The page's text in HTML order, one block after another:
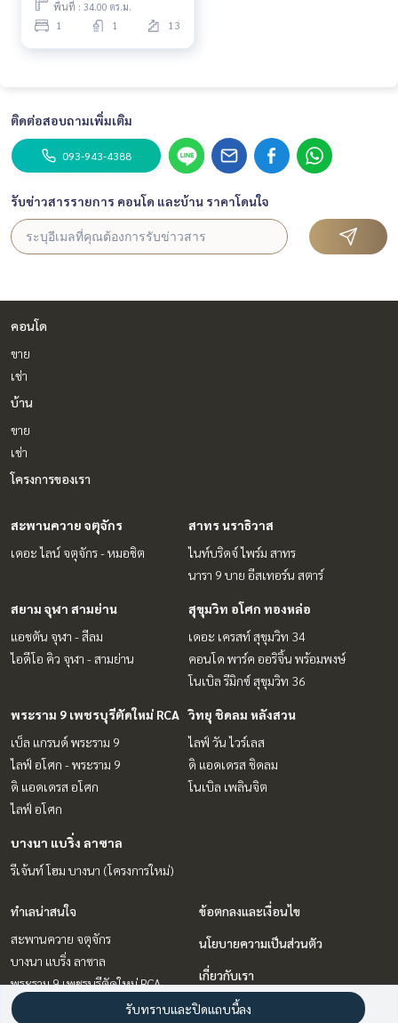
พื้นที่ : 34.00 ตร.ม.
1 1 13
ติดต่อสอบถามเพิ่มเติม
093-943-4388
รับข่าวสารรายการ คอนโด และบ้าน ราคาโดนใจ
คอนโด
ขาย
เช่า
บ้าน
ขาย
เช่า
โครงการของเรา
สะพานควาย จตุจักร
เดอะ ไลน์ จตุจักร - หมอชิต
สาทร นราธิวาส
ไนท์บริดจ์ ไพร์ม สาทร
นารา 9 บาย อีสเทอร์น สตาร์
สยาม จุฬา สามย่าน
แอชตัน จุฬา - สีลม
ไอดีโอ คิว จุฬา - สามย่าน
สุขุมวิท อโศก ทองหล่อ
เดอะ เครสท์ สุขุมวิท 34
คอนโด พาร์ค ออริจิ้น พร้อมพงษ์
โนเบิล รีมิกซ์ สุขุมวิท 36
พระราม 9 เพชรบุรีตัดใหม่ RCA
เบ็ล แกรนด์ พระราม 9
ไลฟ์ อโศก - พระราม 9
ดิ แอดเดรส อโศก
ไลฟ์ อโศก
วิทยุ ชิดลม หลังสวน
ไลฟ์ วัน ไวร์เลส
ดิ แอดเดรส ชิดลม
โนเบิล เพลินจิต
บางนา แบริ่ง ลาซาล
รีเจ้นท์ โฮม บางนา (โครงการใหม่)
ทำเลน่าสนใจ
สะพานควาย จตุจักร
บางนา แบริ่ง ลาซาล
พระราม 9 เพชรบุรีตัดใหม่ RCA
สุขุมวิท อโศก ทองหล่อ
ข้อตกลงและเงื่อนไข
นโยบายความเป็นส่วนตัว
เกี่ยวกับเรา
วิธีการฝากขาย-เช่า
รับทราบและปิดแถบนี้ลง